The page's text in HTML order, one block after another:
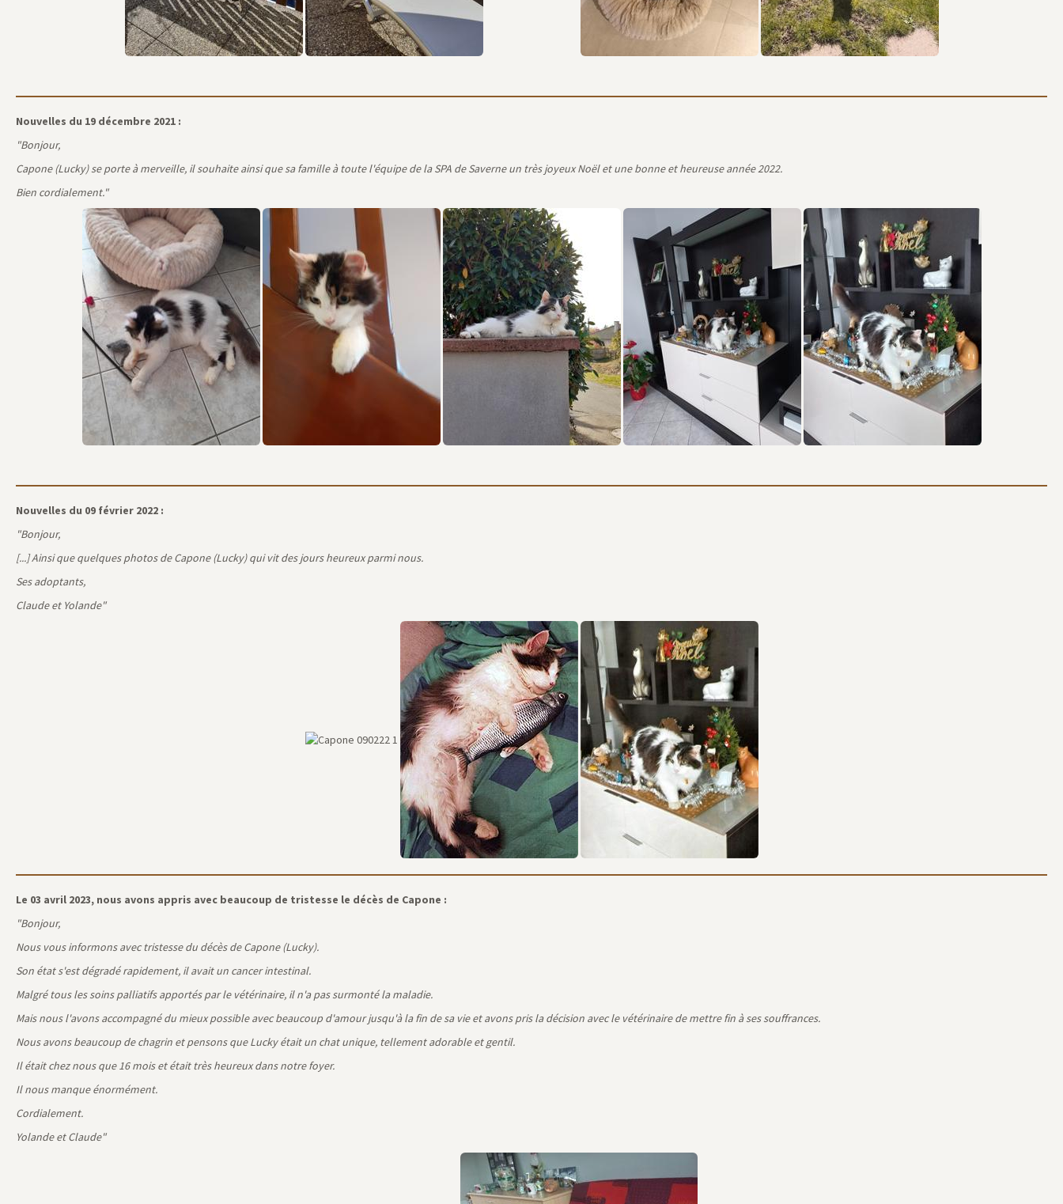
Nouvelles du 19 décembre 2021 :
"Bonjour,
Capone (Lucky) se porte à merveille, il souhaite ainsi que sa famille à toute l'équipe de la SPA de Saverne un très joyeux Noël et une bonne et heureuse année 2022.
Bien cordialement."
Nouvelles du 09 février 2022 :
"Bonjour,
[...] Ainsi que quelques photos de Capone (Lucky) qui vit des jours heureux parmi nous.
Ses adoptants,
Le 03 avril 2023, nous avons appris avec beaucoup de tristesse le décès de Capone :
"Bonjour,
Nous vous informons avec tristesse du décès de Capone (Lucky).
Son état s'est dégradé rapidement, il avait un cancer intestinal.
Malgré tous les soins palliatifs apportés par le vétérinaire, il n'a pas surmonté la maladie.
Mais nous l'avons accompagné du mieux possible avec beaucoup d'amour jusqu'à la fin de sa vie et avons pris la décision avec le vétérinaire de mettre fin à ses souffrances.
Nous avons beaucoup de chagrin et pensons que Lucky était un chat unique, tellement adorable et gentil.
Il était chez nous que 16 mois et était très heureux dans notre foyer.
Il nous manque énormément.
Cordialement.